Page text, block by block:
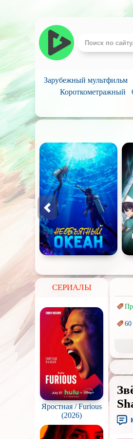
Зарубежный мультфильм
Короткометражный
СЕРИАЛЫ
Яростная / Furious
(2026)
60